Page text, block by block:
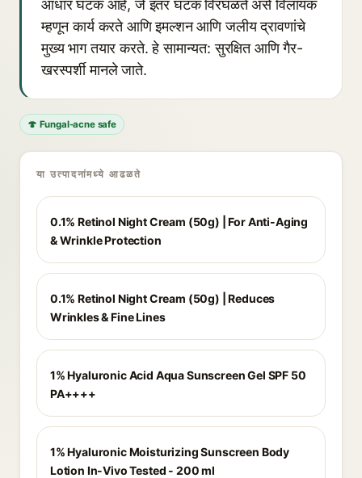
आधार घटक आहे, जे इतर घटक विरघळते असे विलायक
म्हणून कार्य करते आणि इमल्शन आणि जलीय द्रावणांचे
मुख्य भाग तयार करते. हे सामान्यत: सुरक्षित आणि गैर-
खरस्पर्शी मानले जाते.
🍄 Fungal-acne safe
या उत्पादनांमध्ये आढळते
0.1% Retinol Night Cream (50g) | For Anti-Aging
& Wrinkle Protection
0.1% Retinol Night Cream (50g) | Reduces
Wrinkles & Fine Lines
1% Hyaluronic Acid Aqua Sunscreen Gel SPF 50
PA++++
1% Hyaluronic Moisturizing Sunscreen Body
Lotion In-Vivo Tested - 200 ml